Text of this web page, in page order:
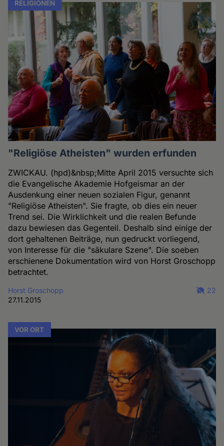
RELIGIONEN
"Religiöse Atheisten" wurden erfunden
ZWICKAU. (hpd)&nbsp;Mitte April 2015 versuchte sich
die Evangelische Akademie Hofgeismar an der
Ausdenkung einer neuen sozialen Figur, genannt
"Religiöse Atheisten". Sie fragte, ob dies ein neuer
Trend sei. Die Wirklichkeit und die realen Befunde
dazu bewiesen das Gegenteil. Deshalb sind einige der
dort gehaltenen Beiträge, nun gedruckt vorliegend,
von Interesse für die "säkulare Szene". Die soeben
erschienene Dokumentation wird von Horst Groschopp
betrachtet.
Horst Groschopp
27.11.2015
22
VOR ORT